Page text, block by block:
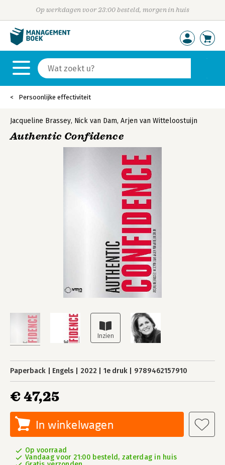
Op werkdagen voor 23:00 besteld, morgen in huis
Persoonlijke effectiviteit
Jacqueline Brassey, Nick van Dam, Arjen van Witteloostuijn
Authentic Confidence
Paperback Engels 2022 1e druk 9789462157910
€ 47,25
In winkelwagen
Op voorraad
Vandaag voor 21:00 besteld, zaterdag in huis